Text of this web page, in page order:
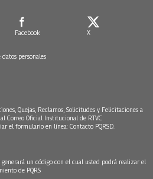
Facebook X
personales
Quejas, Reclamos, Solicitudes y Felicitaciones a
Correo Oficial Institucional de RTVC
el formulario en línea: Contacto PQRSD.
un código con el cual usted podrá realizar el
de PQRS